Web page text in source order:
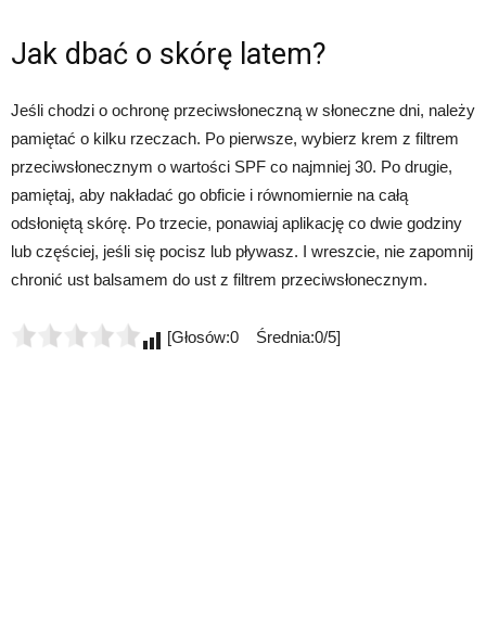
Jak dbać o skórę latem?
Jeśli chodzi o ochronę przeciwsłoneczną w słoneczne dni, należy
pamiętać o kilku rzeczach. Po pierwsze, wybierz krem z filtrem
przeciwsłonecznym o wartości SPF co najmniej 30. Po drugie,
pamiętaj, aby nakładać go obficie i równomiernie na całą
odsłoniętą skórę. Po trzecie, ponawiaj aplikację co dwie godziny
lub częściej, jeśli się pocisz lub pływasz. I wreszcie, nie zapomnij
chronić ust balsamem do ust z filtrem przeciwsłonecznym.
[Głosów:0 Średnia:0/5]